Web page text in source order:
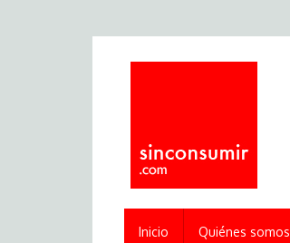
Inicio Quiénes somos